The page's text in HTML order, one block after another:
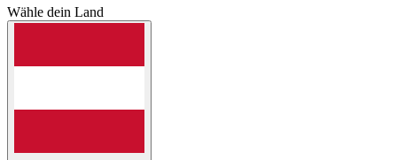
Wähle dein Land